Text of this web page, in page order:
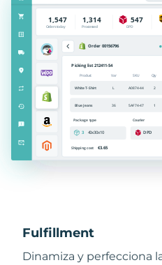
Fulfillment
Dinamiza y perfecciona